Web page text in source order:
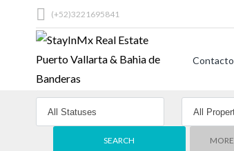
(+52)3221695841
Contacto
MORE